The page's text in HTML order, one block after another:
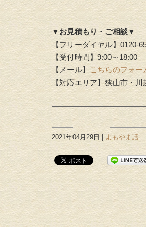
▼お見積もり・ご相談▼
【フリーダイヤル】0120-
【受付時間】9:00～18:00
【メール】 こちらのフォ
【対応エリア】狭山市・
2021年04月29日 | よもやま話